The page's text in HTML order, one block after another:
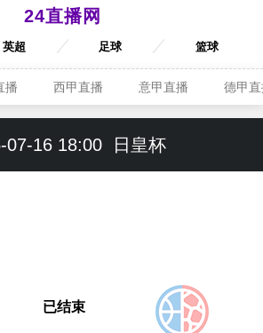
24直播网
英超 足球 篮球
播 西甲直播 意甲直播 德甲
07-16 18:00 日皇杯
已结束